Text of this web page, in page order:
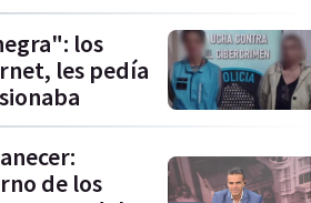
los
les pedía
de los